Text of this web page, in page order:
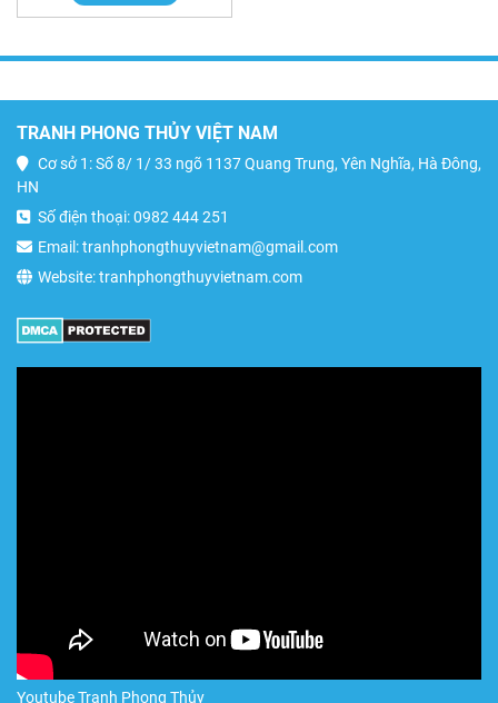
TRANH PHONG THỦY VIỆT NAM
Cơ sở 1: Số 8/ 1/ 33 ngõ 1137 Quang Trung, Yên Nghĩa, Hà Đông,
HN
Số điện thoại: 0982 444 251
Email: tranhphongthuyvietnam@gmail.com
Website: tranhphongthuyvietnam.com
Youtube Tranh Phong Thủy